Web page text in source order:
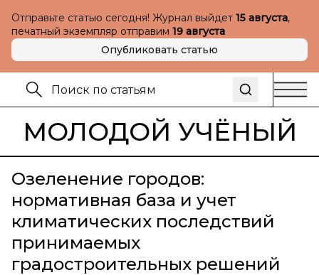
Отправьте статью сегодня! Журнал выйдет 15 августа,
печатный экземпляр отправим 19 августа
Опубликовать статью
МОЛОДОЙ УЧЁНЫЙ
Озеленение городов:
нормативная база и учет
климатических последствий
принимаемых
градостроительных решений